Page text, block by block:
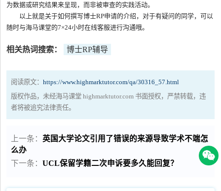
为数据或研究结果来呈现，而非被审查的实践活动。
以上就是关于如何撰写博士RP申请的介绍，对于有疑问的同学，可以
随时与海马课堂的7×24小时在线客服进行沟通哦。
相关热词搜索： 博士RP辅导
阅读原文：https://www.highmarktutor.com/qa/30316_57.html
版权作品，未经海马课堂 highmarktutor.com 书面授权，严禁转载，违
者将被追究法律责任。
上一条：英国大学论文引用了错误的来源导致学术不端怎
么办
下一条：UCL保留学籍二次申诉要多久能回复？